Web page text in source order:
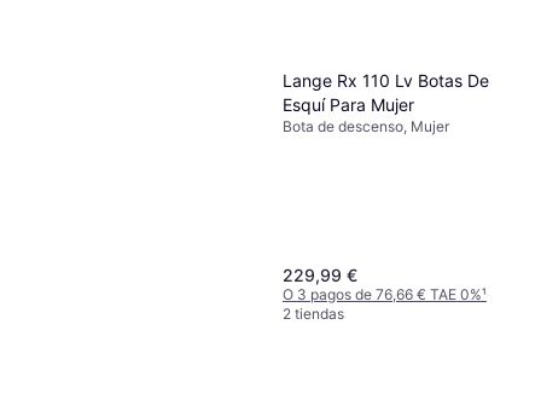
Lange Rx 110 Lv Botas De
Esquí Para Mujer
Bota de descenso, Mujer
229,99 €
O 3 pagos de 76,66 € TAE 0%¹
2 tiendas